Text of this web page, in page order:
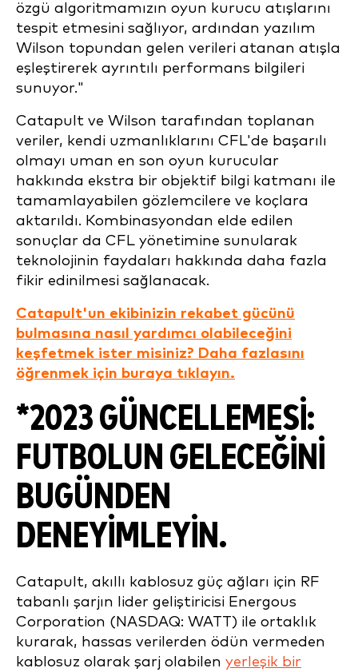
özgü algoritmamızın oyun kurucu atışlarını
tespit etmesini sağlıyor, ardından yazılım
Wilson topundan gelen verileri atanan atışla
eşleştirerek ayrıntılı performans bilgileri
sunuyor."
Catapult ve Wilson tarafından toplanan
veriler, kendi uzmanlıklarını CFL'de başarılı
olmayı uman en son oyun kurucular
hakkında ekstra bir objektif bilgi katmanı ile
tamamlayabilen gözlemcilere ve koçlara
aktarıldı. Kombinasyondan elde edilen
sonuçlar da CFL yönetimine sunularak
teknolojinin faydaları hakkında daha fazla
fikir edinilmesi sağlanacak.
Catapult'un ekibinizin rekabet gücünü
bulmasına nasıl yardımcı olabileceğini
keşfetmek ister misiniz? Daha fazlasını
öğrenmek için buraya tıklayın.
*2023 GÜNCELLEMESI:
FUTBOLUN GELECEĞINI
BUGÜNDEN
DENEYIMLEYIN.
Catapult, akıllı kablosuz güç ağları için RF
tabanlı şarjın lider geliştiricisi Energous
Corporation (NASDAQ: WATT) ile ortaklık
kurarak, hassas verilerden ödün vermeden
kablosuz olarak şarj olabilen yerleşik bir